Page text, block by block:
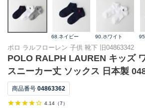
68.ネイビー 90.ホワイト
ポロ ラルフローレン 子供 靴下 旧04863342
POLO RALPH LAUREN キッズ
スニーカー丈 ソックス 日本製
商品番号 04863362
4.14 （7）